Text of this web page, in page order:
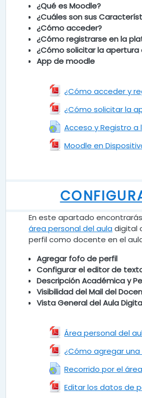
¿Qué es Moodle?
¿Cuáles son sus
¿Cómo acceder?
¿Cómo registrarse en la
¿Cómo solicitar la apertura
App de moodle
¿Cómo acceder y
¿Cómo solicitar la
Acceso y Registro
Moodle en
En este apartado
área personal del aula digital
perfil como docente en el
Agregar fofo de perfil
Configurar el editor de
Descripción Académica y
Visibilidad del Mail del
Vista General del Aula
Área personal del
¿Cómo agregar
Recorrido por el
Editar los datos de